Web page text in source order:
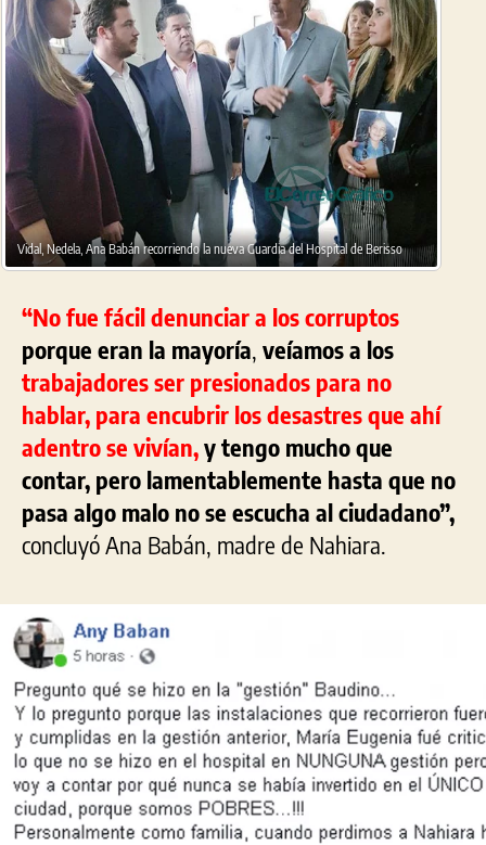
Vidal, Nedela, Ana Babán recorriendo la nueva Guardia del Hospital de Berisso
“No fue fácil denunciar a los corruptos
porque eran la mayoría, veíamos a los
trabajadores ser presionados para no
hablar, para encubrir los desastres que ahí
adentro se vivían,y tengo mucho que
contar, pero lamentablemente hasta que no
pasa algo malo no se escucha al ciudadano”,
concluyó Ana Babán, madre de Nahiara.